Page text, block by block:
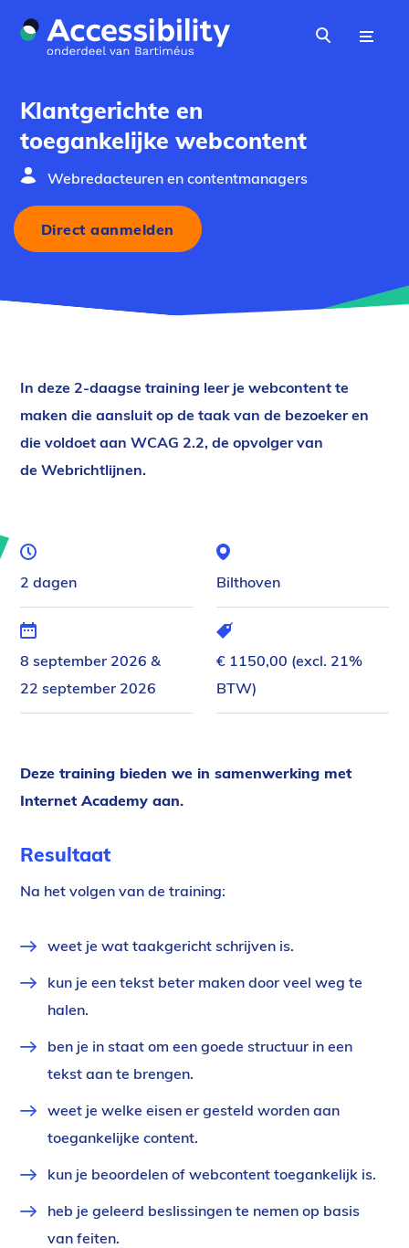
Naar hoofdinhoud
Zoeken
Klantgerichte en
toegankelijke webcontent
Webredacteuren en contentmanagers
Direct aanmelden
In deze 2-daagse training leer je webcontent te
maken die aansluit op de taak van de bezoeker en
die voldoet aan WCAG 2.2, de opvolger van
de Webrichtlijnen.
Duur
2 dagen
Locatie
Bilthoven
Datum
8 september 2026 &
22 september 2026
Kosten
€ 1150,00 (excl. 21%
BTW)
Deze training bieden we in samenwerking met
Internet Academy aan.
Resultaat
Na het volgen van de training:
weet je wat taakgericht schrijven is.
kun je een tekst beter maken door veel weg te
halen.
ben je in staat om een goede structuur in een
tekst aan te brengen.
weet je welke eisen er gesteld worden aan
toegankelijke content.
kun je beoordelen of webcontent toegankelijk is.
heb je geleerd beslissingen te nemen op basis
van feiten.